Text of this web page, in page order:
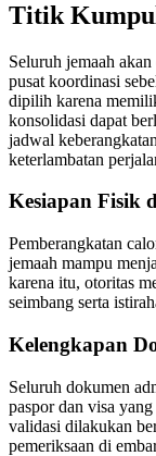
Titik
Seluruh jemaah
pusat koordinasi
dipilih karena
konsolidasi dapat
jadwal
keterlambatan
Kesiapan Fisik
Pemberangkatan
jemaah mampu
karena itu, otoritas
seimbang serta
Kelengkapan
Seluruh dokumen
paspor dan visa
validasi dilakukan
pemeriksaan di